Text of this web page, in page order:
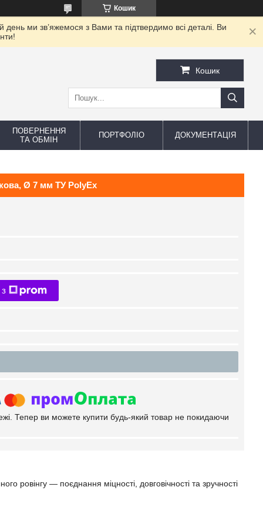
Кошик
ми зв’яжемося з Вами та підтвердимо всі деталі. Ви
Кошик
ПОВЕРНЕННЯ
ТА ОБМІН
ПОРТФОЛІО ДОКУМЕНТАЦІЯ
Ø 7 мм ТУ PolyEx
Тепер ви можете купити будь-який товар не покидаючи
ровінгу — поєднання міцності, довговічності та зручності